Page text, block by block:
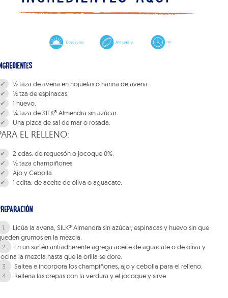
1⁄2 taza de avena en hojuelas o harina de avena.
1⁄2 tza de espinacas.
1 huevo.
1⁄4 taza de SILK® Almendra sin azúcar.
Una pizca de sal de mar o rosada.
EL RELLENO:
2 cdas. de requesón o jocoque 0%.
1⁄2 taza champiñones.
Ajo y Cebolla.
1 cdita. de aceite de oliva o aguacate.
Licúa la avena, SILK® Almendra sin azúcar, espinacas y huevo sin que
grumos en la mezcla.
En un sartén antiadherente agrega aceite de aguacate o de oliva y
la mezcla hasta que la orilla se dore.
Saltea e incorpora los champiñones, ajo y cebolla para el relleno.
Rellena las crepas con la verdura y el jocoque y sirve.